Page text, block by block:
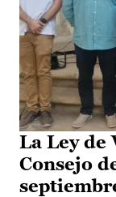
La Ley de
Consejo